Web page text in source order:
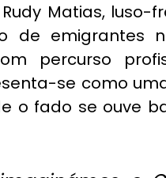
Matias,
de emigrantes
percurso
se como
o fado se ouve